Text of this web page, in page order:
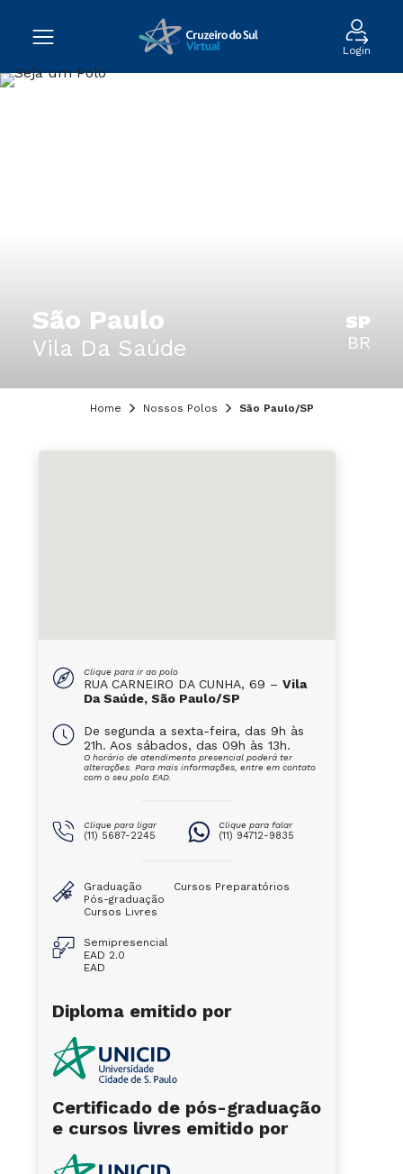
Login
São Paulo
Vila Da Saúde
SP
BR
Home Nossos Polos São Paulo/SP
Clique para ir ao polo
RUA CARNEIRO DA CUNHA, 69 – Vila
Da Saúde, São Paulo/SP
De segunda a sexta-feira, das 9h às
21h. Aos sábados, das 09h às 13h.
O horário de atendimento presencial poderá ter
alterações. Para mais informações, entre em contato
com o seu polo EAD.
Clique para ligar
(11) 5687-2245
Clique para falar
(11) 94712-9835
Graduação
Pós-graduação
Cursos Livres
Cursos Preparatórios
Semipresencial
EAD 2.0
EAD
Diploma emitido por
Certificado de pós-graduação
e cursos livres emitido por